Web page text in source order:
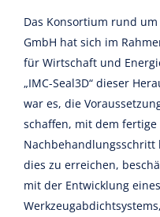
Das Konsortium rund
GmbH hat sich im
für Wirtschaft und
„IMC-Seal3D“ dieser
war es, die
schaffen, mit dem
Nachbehandlungsschritt
dies zu erreichen,
mit der Entwicklung